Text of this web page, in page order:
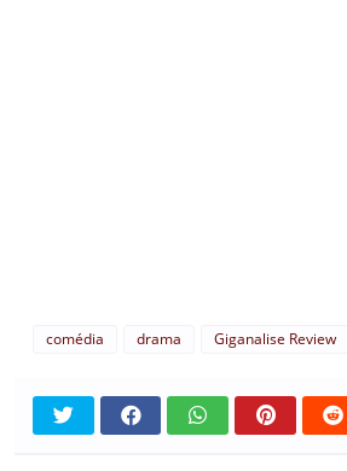
comédia drama Giganalise Review